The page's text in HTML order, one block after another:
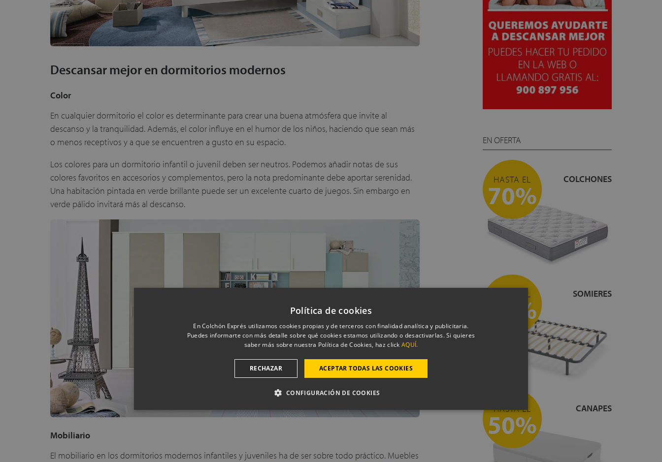
Descansar mejor en dormitorios modernos
Color
En cualquier dormitorio el color es determinante para crear una buena atmósfera que invite al
descanso y la tranquilidad. Además, el color influye en el humor de los niños, haciendo que sean más
o menos receptivos y a que se encuentren a gusto en su espacio.
Los colores para un dormitorio infantil o juvenil deben ser neutros. Podemos añadir notas de sus
colores favoritos en accesorios y complementos, pero la nota predominante debe aportar serenidad.
Una habitación pintada en verde brillante puede ser un excelente cuarto de juegos. Sin embargo en
verde pálido invitará más al descanso.
Mobiliario
El mobiliario en los dormitorios modernos infantiles y juveniles ha de ser sobre todo práctico. Muebles
EN OFERTA
HASTA EL
70%
COLCHONES
HASTA EL
55%
SOMIERES
HASTA EL
50%
CANAPES
Política de cookies
En Colchón Exprés utilizamos cookies propias y de terceros con finalidad analítica y publicitaria.
Puedes informarte con más detalle sobre qué cookies estamos utilizando o desactivarlas. Si quieres
saber más sobre nuestra Política de Cookies, haz click AQUÍ.
ACEPTAR TODAS LAS COOKIES
RECHAZAR
CONFIGURACIÓN DE COOKIES